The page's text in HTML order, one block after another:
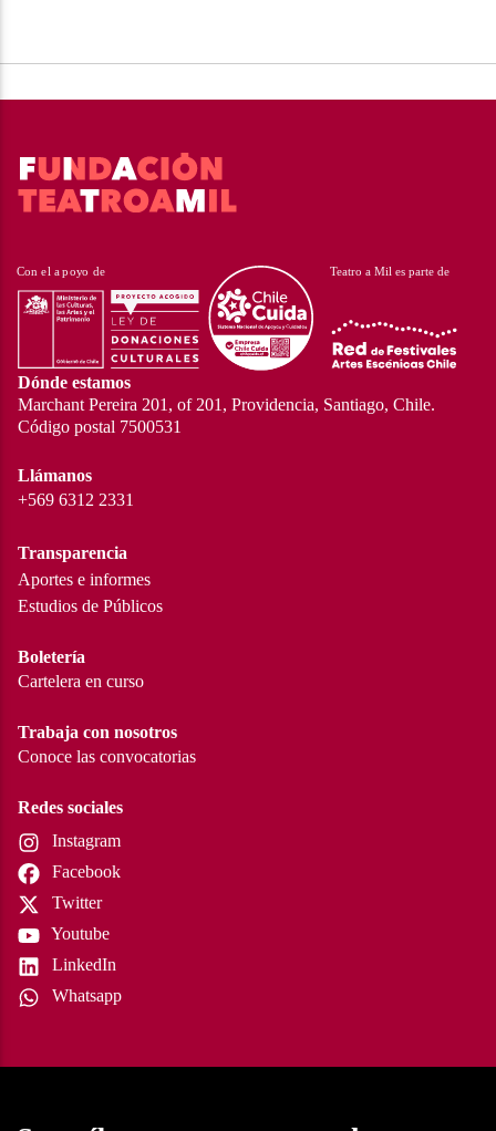
Dónde estamos
Marchant Pereira 201, of 201, Providencia, Santiago, Chile.
Código postal 7500531
Llámanos
+569 6312 2331
Transparencia
Aportes e informes
Estudios de Públicos
Boletería
Cartelera en curso
Trabaja con nosotros
Conoce las convocatorias
Redes sociales
Instagram
Facebook
Twitter
Youtube
LinkedIn
Whatsapp